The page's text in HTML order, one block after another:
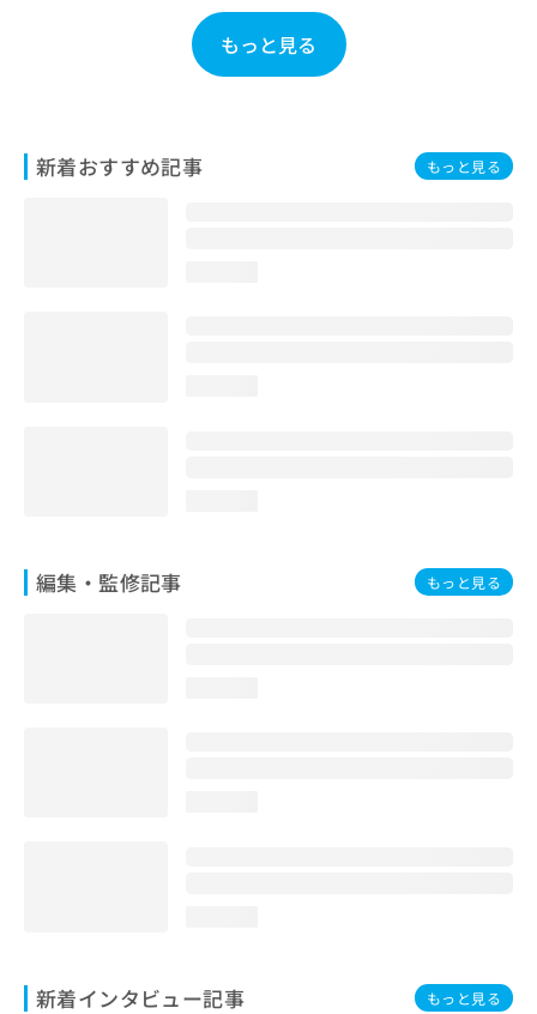
もっと見る
新着おすすめ記事 もっと見る
編集・監修記事 もっと見る
新着インタビュー記事 もっと見る
は
こ